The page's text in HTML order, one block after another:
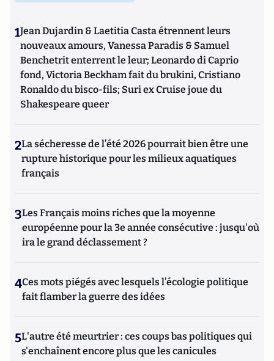
1Jean Dujardin & Laetitia Casta étrennent leurs
nouveaux amours, Vanessa Paradis & Samuel
Benchetrit enterrent le leur; Leonardo di Caprio
fond, Victoria Beckham fait du brukini, Cristiano
Ronaldo du bisco-fils; Suri ex Cruise joue du
Shakespeare queer
2La sécheresse de l’été 2026 pourrait bien être une
rupture historique pour les milieux aquatiques
français
3Les Français moins riches que la moyenne
européenne pour la 3e année consécutive : jusqu'où
ira le grand déclassement ?
4Ces mots piégés avec lesquels l’écologie politique
fait flamber la guerre des idées
5L'autre été meurtrier : ces coups bas politiques qui
s'enchaînent encore plus que les canicules